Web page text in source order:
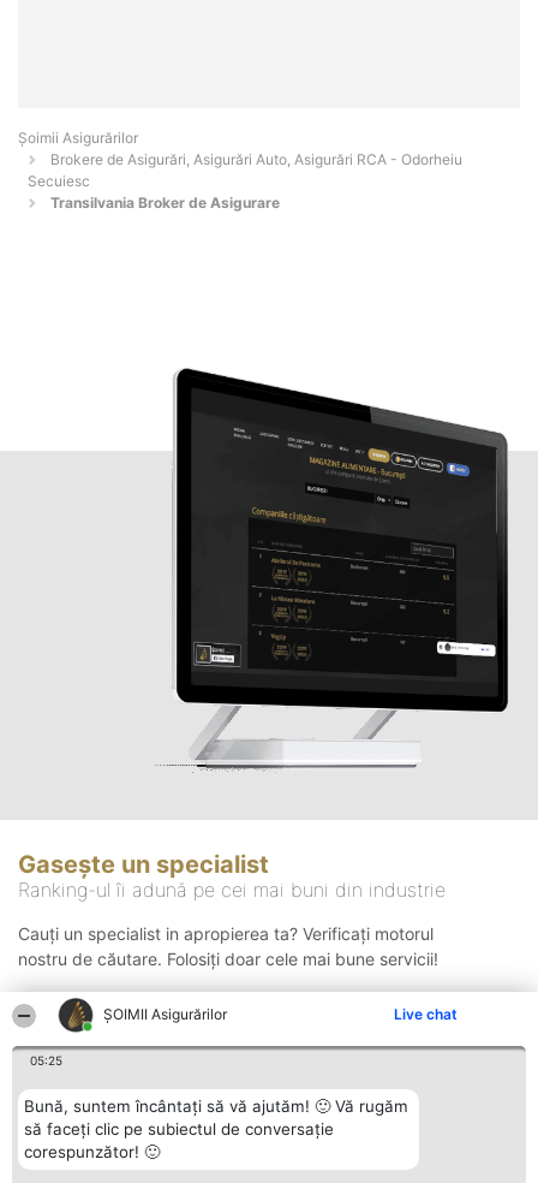
ȘOIMII Asigurărilor Live chat
05:25
Bună, suntem încântați să vă ajutăm! 🙂 Vă rugăm
să faceți clic pe subiectul de conversație
corespunzător! 🙂
Șoimii Asigurărilor
Brokere de Asigurări, Asigurări Auto, Asigurări RCA - Odorheiu
Secuiesc
Transilvania Broker de Asigurare
Gasește un specialist
Ranking-ul îi adună pe cei mai buni din industrie
Cauți un specialist in apropierea ta? Verificați motorul
nostru de căutare. Folosiți doar cele mai bune servicii!